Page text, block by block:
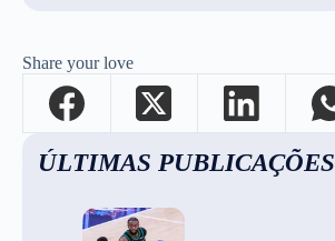
Share your love
ÚLTIMAS PUBLICAÇÕES